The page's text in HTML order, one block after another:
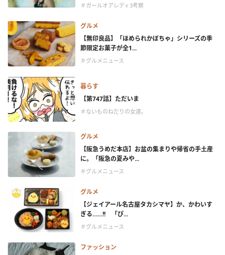
＃ガールオアレディ3考察
グルメ
【無印良品】「ほめられかぼちゃ」シリーズの季
節限定お菓子が全1...
＃グルメニュース
暮らす
【第747話】ただいま
＃ないものねだりの女達。
グルメ
【阪急うめだ本店】お盆の集まりや帰省の手土産
に。「阪急の夏みや...
＃グルメニュース
グルメ
【ジェイアール名古屋タカシマヤ】か、かわいす
ぎる……!! 「ぴ...
＃グルメニュース
ファッション